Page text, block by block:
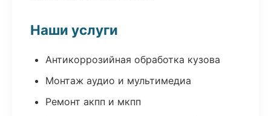
Наши услуги
Антикоррозийная обработка кузова
Монтаж аудио и мультимедиа
Ремонт акпп и мкпп